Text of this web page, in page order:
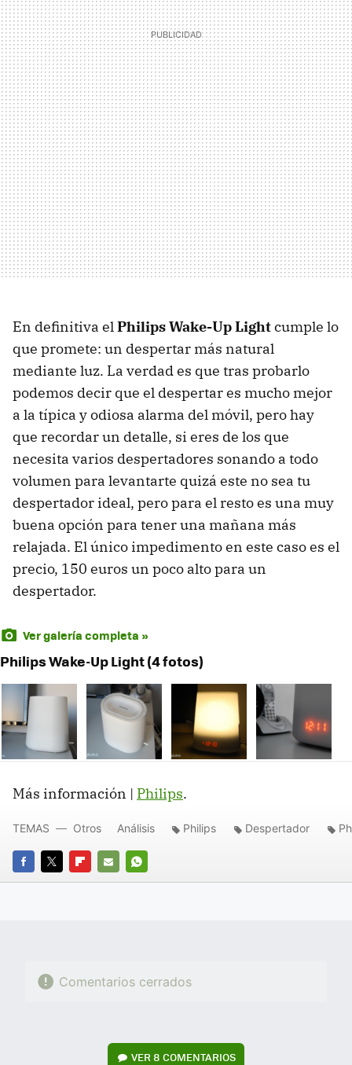
En definitiva elPhilips Wake-Up Lightcumple lo
que promete: un despertar más natural
mediante luz. La verdad es que tras probarlo
podemos decir que el despertar es mucho mejor
a la típica y odiosa alarma del móvil, pero hay
que recordar un detalle, si eres de los que
necesita varios despertadores sonando a todo
volumen para levantarte quizá este no sea tu
despertador ideal, pero para el resto es una muy
buena opción para tener una mañana más
relajada. El único impedimento en este caso es el
precio, 150 euros un poco alto para un
despertador.
Ver galería completa »
Philips Wake-Up Light (4 fotos)
Más información | Philips.
FACEBOOK
TWITTERFLIPBOARD
E-
WHATSAPP
TEMAS Otros Análisis Philips Despertador
Comentarios cerrados
VER8 COMENTARIOS